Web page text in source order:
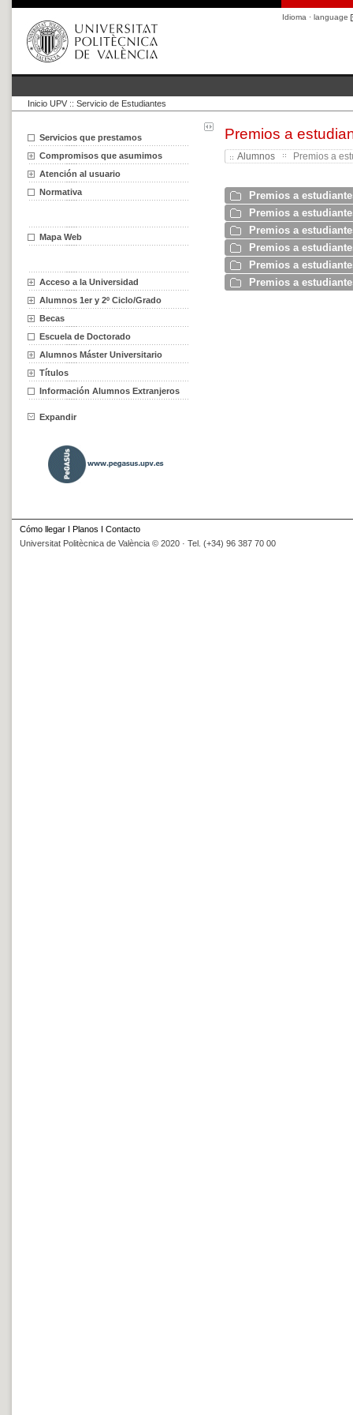
Idioma · language
Inicio UPV :: Servicio de Estudiantes
Servicios que prestamos
Compromisos que asumimos
Atención al usuario
Normativa
Mapa Web
Acceso a la Universidad
Alumnos 1er y 2º Ciclo/Grado
Becas
Escuela de Doctorado
Alumnos Máster Universitario
Títulos
Información Alumnos Extranjeros
Expandir
Premios a
Alumnos Premios a
Premios a
Premios a
Premios a
Premios a
Premios a
Premios a
Cómo llegar I Planos I Contacto
Universitat Politècnica de València © 2020 · Tel. (+34) 96 387 70 00